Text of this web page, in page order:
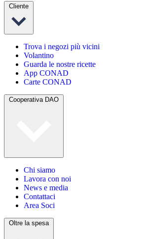
Cliente
Trova i negozi più vicini
Volantino
Guarda le nostre ricette
App CONAD
Carte CONAD
Cooperativa DAO
Chi siamo
Lavora con noi
News e media
Contattaci
Area Soci
Oltre la spesa